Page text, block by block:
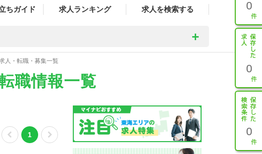
ちガイド 求人ランキング 求人を検索する 0
0
0
人・転職・募集一覧
職情報一覧
1